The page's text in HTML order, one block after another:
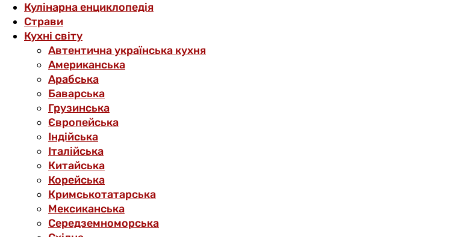
Кулінарна енциклопедія
Страви
Кухні світу
Автентична українська кухня
Американська
Арабська
Баварська
Грузинська
Європейська
Індійська
Італійська
Китайська
Корейська
Кримськотатарська
Мексиканська
Середземноморська